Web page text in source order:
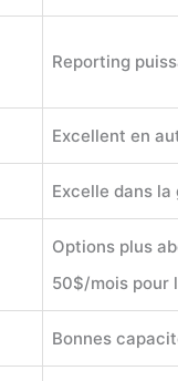
Reporting
Excellent en
Excelle dans
Options plus
50$/mois pour
Bonnes